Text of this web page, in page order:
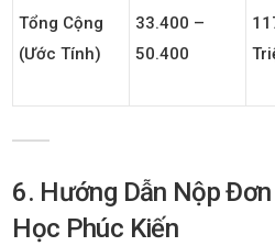
Tổng Cộng
(ước Tính)
33.400 –
50.400
6. Hướng Dẫn Nộp
Học Phúc Kiến